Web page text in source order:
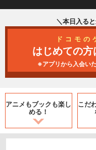
＼本日入る
ドコモの
はじめての
※アプリから入会い
アニメもブックも楽し
める！
こだ